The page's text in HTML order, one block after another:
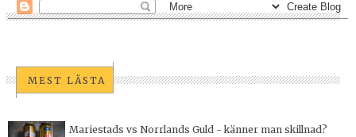
MEST LÄSTA
Mariestads vs Norrlands Guld - känner man skillnad?